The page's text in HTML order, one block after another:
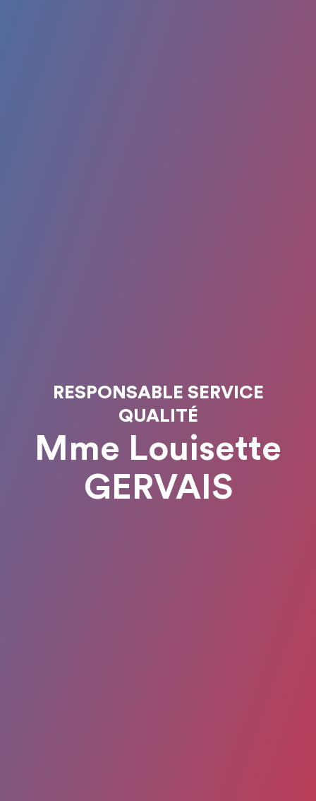
RESPONSABLE SERVICE
QUALITÉ
Mme Louisette
GERVAIS